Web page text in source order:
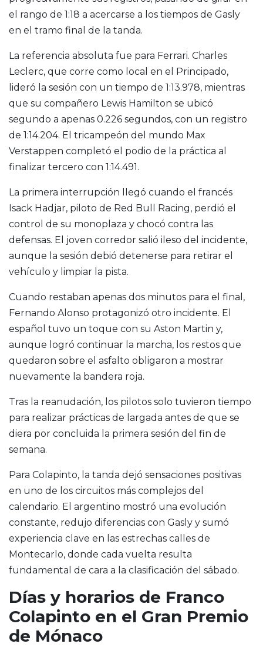
el rango de 1:18 a acercarse a los tiempos de Gasly
en el tramo final de la tanda.
La referencia absoluta fue para Ferrari. Charles
Leclerc, que corre como local en el Principado,
lideró la sesión con un tiempo de 1:13.978, mientras
que su compañero Lewis Hamilton se ubicó
segundo a apenas 0.226 segundos, con un registro
de 1:14.204. El tricampeón del mundo Max
Verstappen completó el podio de la práctica al
finalizar tercero con 1:14.491.
La primera interrupción llegó cuando el francés
Isack Hadjar, piloto de Red Bull Racing, perdió el
control de su monoplaza y chocó contra las
defensas. El joven corredor salió ileso del incidente,
aunque la sesión debió detenerse para retirar el
vehículo y limpiar la pista.
Cuando restaban apenas dos minutos para el final,
Fernando Alonso protagonizó otro incidente. El
español tuvo un toque con su Aston Martin y,
aunque logró continuar la marcha, los restos que
quedaron sobre el asfalto obligaron a mostrar
nuevamente la bandera roja.
Tras la reanudación, los pilotos solo tuvieron tiempo
para realizar prácticas de largada antes de que se
diera por concluida la primera sesión del fin de
semana.
Para Colapinto, la tanda dejó sensaciones positivas
en uno de los circuitos más complejos del
calendario. El argentino mostró una evolución
constante, redujo diferencias con Gasly y sumó
experiencia clave en las estrechas calles de
Montecarlo, donde cada vuelta resulta
fundamental de cara a la clasificación del sábado.
Días y horarios de Franco
Colapinto en el Gran Premio
de Mónaco